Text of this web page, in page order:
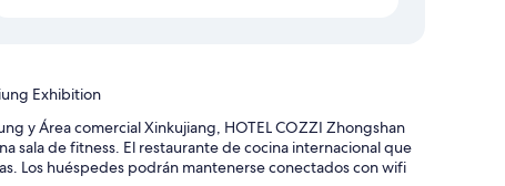
Exhibition
y Área comercial Xinkujiang, HOTEL COZZI Zhongshan
sala de fitness. El restaurante de cocina internacional que
Los huéspedes podrán mantenerse conectados con wifi